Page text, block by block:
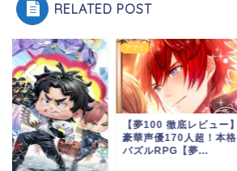
RELATED POST
アプリ
【夢100 徹底レビュー】
豪華声優170人超！本格
パズルRPG【夢...